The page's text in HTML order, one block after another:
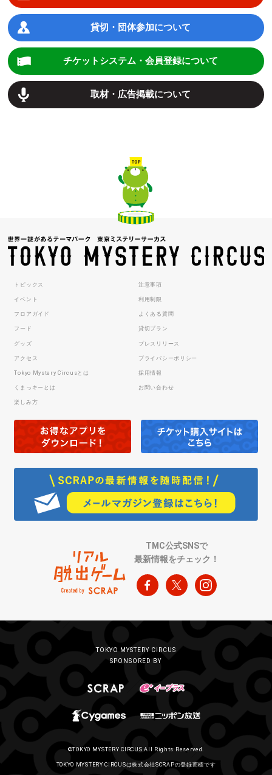
貸切・団体参加について
チケットシステム・会員登録について
取材・広告掲載について
トピックス
イベント
フロアガイド
フード
グッズ
アクセス
Tokyo Mystery Circusとは
くまっキーとは
楽しみ方
注意事項
利用制限
よくある質問
貸切プラン
プレスリリース
プライバシーポリシー
採用情報
お問い合わせ
TMC公式SNSで
最新情報をチェック！
TOKYO MYSTERY CIRCUS
SPONSORED BY
©TOKYO MYSTERY CIRCUS All Rights Reserved.
TOKYO MYSTERY CIRCUSは株式会社SCRAPの登録商標です